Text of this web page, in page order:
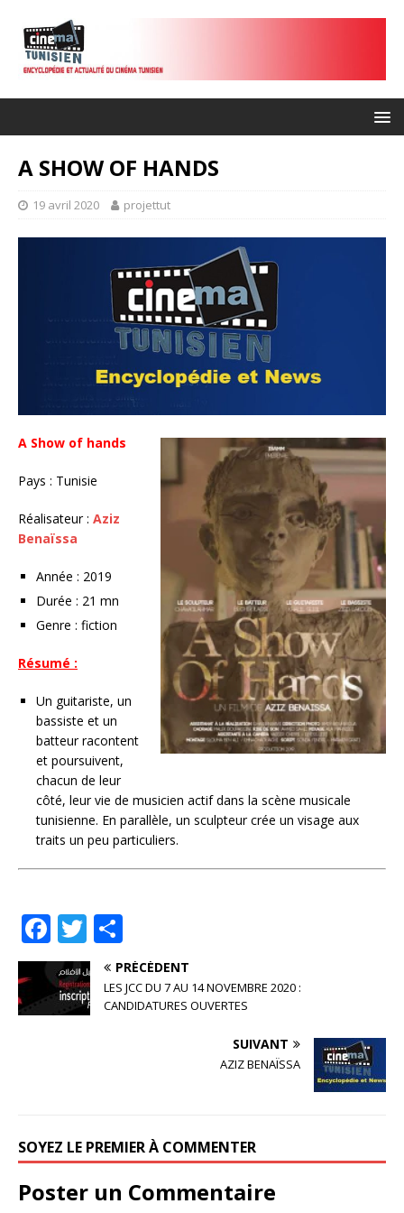
A SHOW OF HANDS
19 avril 2020 projettut
A Show of hands
Pays : Tunisie
Réalisateur : Aziz
Benaïssa
Année : 2019
Durée : 21 mn
Genre : fiction
Résumé :
Un guitariste, un
bassiste et un
batteur racontent
et poursuivent,
chacun de leur
côté, leur vie de musicien actif dans la scène musicale
tunisienne. En parallèle, un sculpteur crée un visage aux
traits un peu particuliers.
F
a
c
e
T
w
it
te
ar
ta
g
PRÉCÉDENT
LES JCC DU 7 AU 14 NOVEMBRE 2020 :
CANDIDATURES OUVERTES
SUIVANT
AZIZ BENAÏSSA
SOYEZ LE PREMIER À COMMENTER
Poster un Commentaire